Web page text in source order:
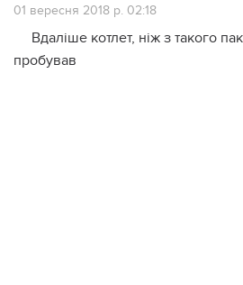
01 вересня 2018 р. 02:18
Вдаліше котлет, ніж з такого
пробував